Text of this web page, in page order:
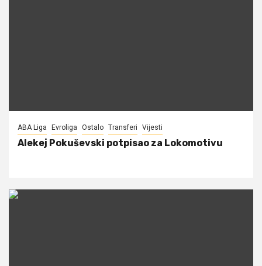
ABA Liga Evroliga Ostalo Transferi Vijesti
Alekej Pokuševski potpisao za Lokomotivu